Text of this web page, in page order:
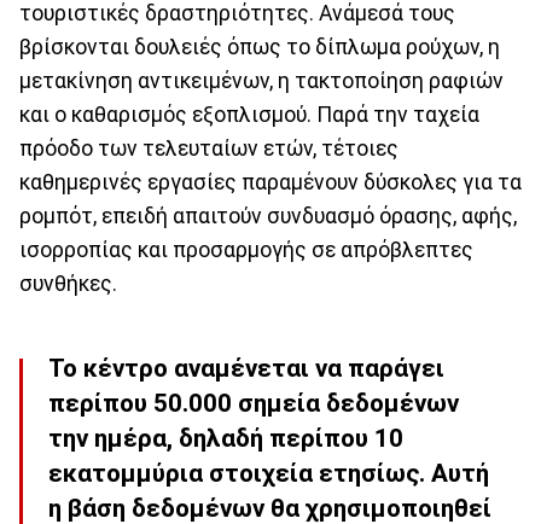
τουριστικές δραστηριότητες. Ανάμεσά τους
βρίσκονται δουλειές όπως το δίπλωμα ρούχων, η
μετακίνηση αντικειμένων, η τακτοποίηση ραφιών
και ο καθαρισμός εξοπλισμού. Παρά την ταχεία
πρόοδο των τελευταίων ετών, τέτοιες
καθημερινές εργασίες παραμένουν δύσκολες για τα
ρομπότ, επειδή απαιτούν συνδυασμό όρασης, αφής,
ισορροπίας και προσαρμογής σε απρόβλεπτες
συνθήκες.
Το κέντρο αναμένεται να παράγει
περίπου 50.000 σημεία δεδομένων
την ημέρα, δηλαδή περίπου 10
εκατομμύρια στοιχεία ετησίως. Αυτή
η βάση δεδομένων θα χρησιμοποιηθεί